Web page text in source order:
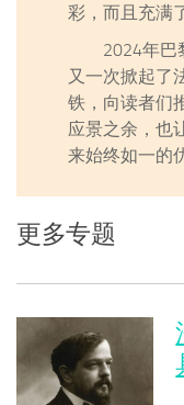
彩，而且充满
2024年巴
又一次掀起了
铁，向读者们
应景之余，也
来始终如一的
更多专题